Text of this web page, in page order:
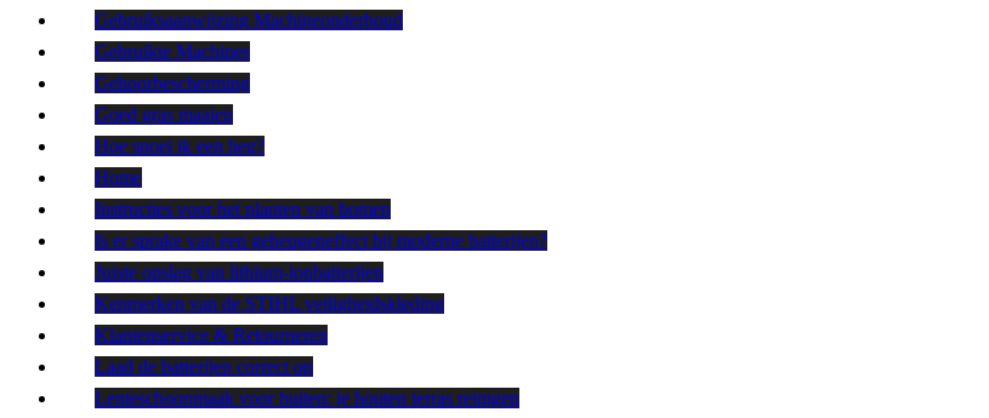
Gebruiksaanwijzing Machineonderhoud
Gebruikte Machines
Gehoorbescherming
Goed gras maaien
Hoe snoei ik een heg?
Home
Instructies voor het planten van bomen
Is er sprake van een geheugeneffect bij moderne batterijen?
Juiste opslag van lithium-ionbatterijen
Kenmerken van de STIHL veiligheidskleding
Klantenservice & Retourneren
Laad de batterijen correct op
Lenteschoonmaak voor buiten: je houten terras reinigen